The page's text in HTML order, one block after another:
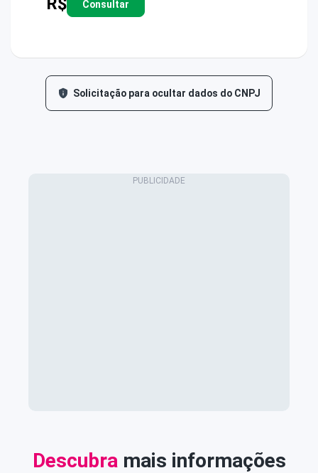
Consultar
Solicitação para ocultar dados do CNPJ
Descubramais informações